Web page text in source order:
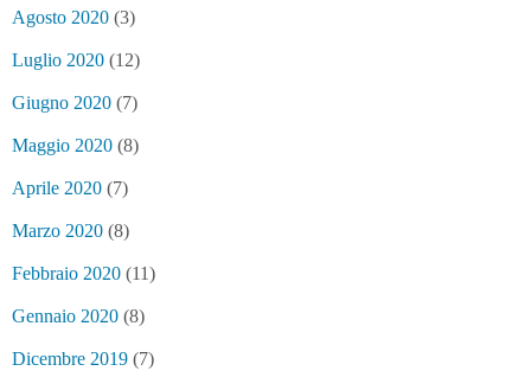
Agosto 2020 (3)
Luglio 2020 (12)
Giugno 2020 (7)
Maggio 2020 (8)
Aprile 2020 (7)
Marzo 2020 (8)
Febbraio 2020 (11)
Gennaio 2020 (8)
Dicembre 2019 (7)